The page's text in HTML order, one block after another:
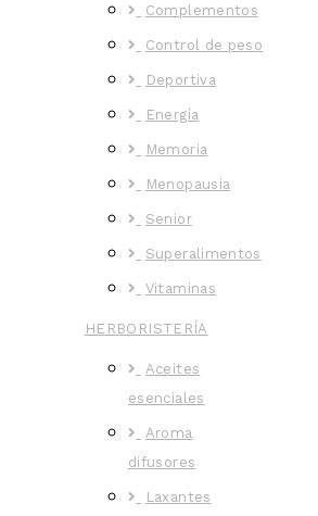
Complementos
Control de peso
Deportiva
Energía
Memoria
Menopausia
Senior
Superalimentos
Vitaminas
HERBORISTERÍA
Aceites
esenciales
Aroma
difusores
Laxantes